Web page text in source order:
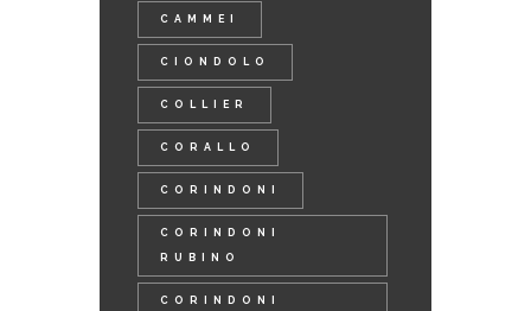
CAMMEI
CIONDOLO
COLLIER
CORALLO
CORINDONI
CORINDONI
RUBINO
CORINDONI